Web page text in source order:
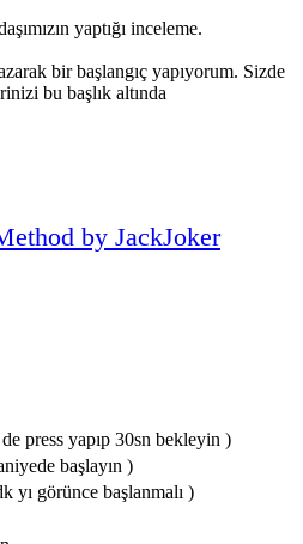
yaptığı inceleme.
bir başlangıç yapıyorum. Sizde
bu başlık altında
by JackJoker
press yapıp 30sn bekleyin )
başlayın )
yı görünce başlanmalı )